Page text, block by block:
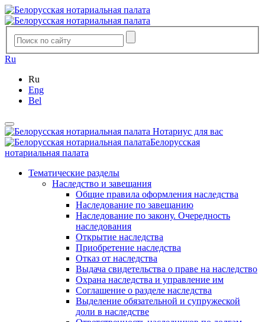
Ru
Ru
Eng
Bel
Нотариус для вас
Белорусская
нотариальная палата
Тематические разделы
Наследство и завещания
Общие правила оформления наследства
Наследование по завещанию
Наследование по закону. Очередность
наследования
Открытие наследства
Приобретение наследства
Отказ от наследства
Выдача свидетельства о праве на наследство
Охрана наследства и управление им
Соглашение о разделе наследства
Выделение обязательной и супружеской
доли в наследстве